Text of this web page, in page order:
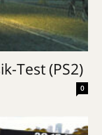
Test (PS2)
0